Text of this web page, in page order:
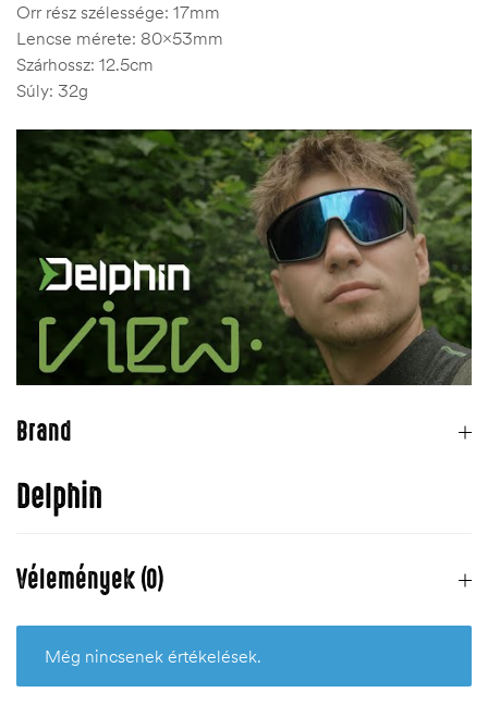
Orr rész szélessége: 17mm
Lencse mérete: 80x53mm
Szárhossz: 12.5cm
Súly: 32g
Brand
Delphin
Vélemények (0)
Még nincsenek értékelések.